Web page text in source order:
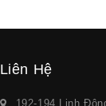
Liên Hệ
192-194 Linh